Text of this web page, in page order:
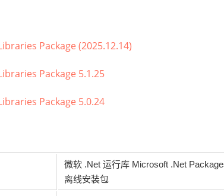
Package (2025.12.14)
Package 5.1.25
Package 5.0.24
微软 .Net 运行库 Microsoft .Net
离线安装包